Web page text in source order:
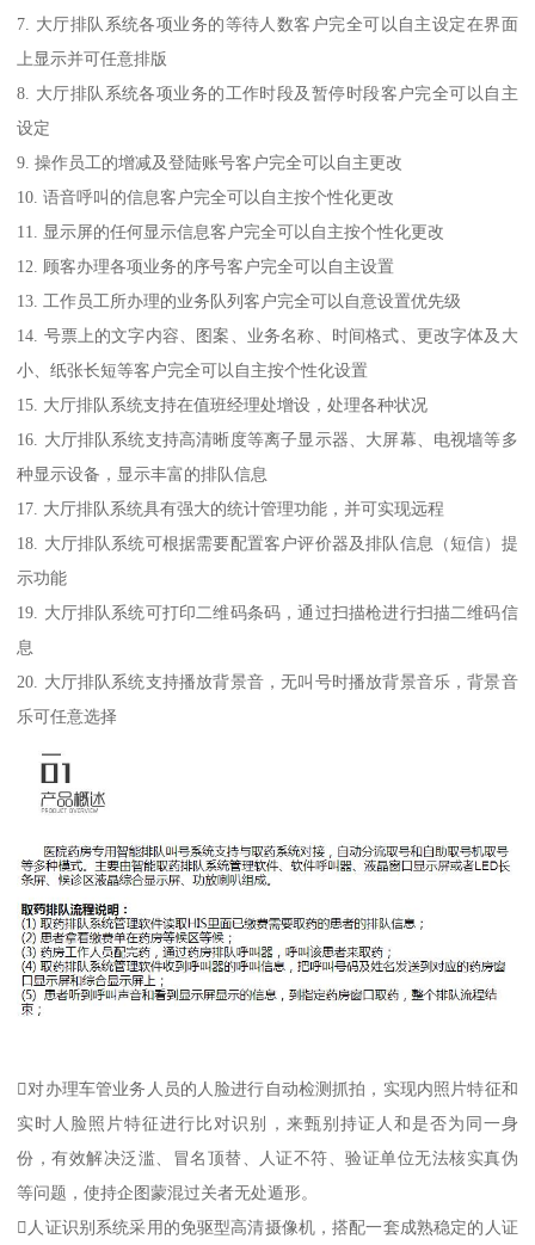
7. 大厅排队系统各项业务的等待人数客户完全可以自主设定在界面
上显示并可任意排版
8. 大厅排队系统各项业务的工作时段及暂停时段客户完全可以自主
设定
9. 操作员工的增减及登陆账号客户完全可以自主更改
10. 语音呼叫的信息客户完全可以自主按个性化更改
11. 显示屏的任何显示信息客户完全可以自主按个性化更改
12. 顾客办理各项业务的序号客户完全可以自主设置
13. 工作员工所办理的业务队列客户完全可以自意设置优先级
14. 号票上的文字内容、图案、业务名称、时间格式、更改字体及大
小、纸张长短等客户完全可以自主按个性化设置
15. 大厅排队系统支持在值班经理处增设，处理各种状况
16. 大厅排队系统支持高清晰度等离子显示器、大屏幕、电视墙等多
种显示设备，显示丰富的排队信息
17. 大厅排队系统具有强大的统计管理功能，并可实现远程
18. 大厅排队系统可根据需要配置客户评价器及排队信息（短信）提
示功能
19. 大厅排队系统可打印二维码条码，通过扫描枪进行扫描二维码信
息
20. 大厅排队系统支持播放背景音，无叫号时播放背景音乐，背景音
乐可任意选择
对办理车管业务人员的人脸进行自动检测抓拍，实现内照片特征和
实时人脸照片特征进行比对识别，来甄别持证人和是否为同一身
份，有效解决泛滥、冒名顶替、人证不符、验证单位无法核实真伪
等问题，使持企图蒙混过关者无处遁形。
人证识别系统采用的免驱型高清摄像机，搭配一套成熟稳定的人证